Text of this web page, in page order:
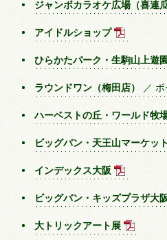
ジャンボカラオケ広場（喜
アイドルショップ
ひらかたパーク・生駒山上遊
ラウンドワン（梅田店） ／
ハーベストの丘・ワールド牧
ビッグバン・天王山マーケッ
インデックス大阪
ビッグバン・キッズプラザ大
大トリックアート展